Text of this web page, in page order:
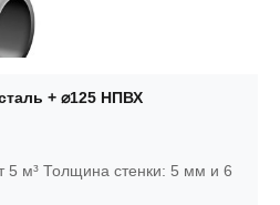
+ ⌀125 НПВХ
5 м³ Толщина стенки: 5 мм и 6